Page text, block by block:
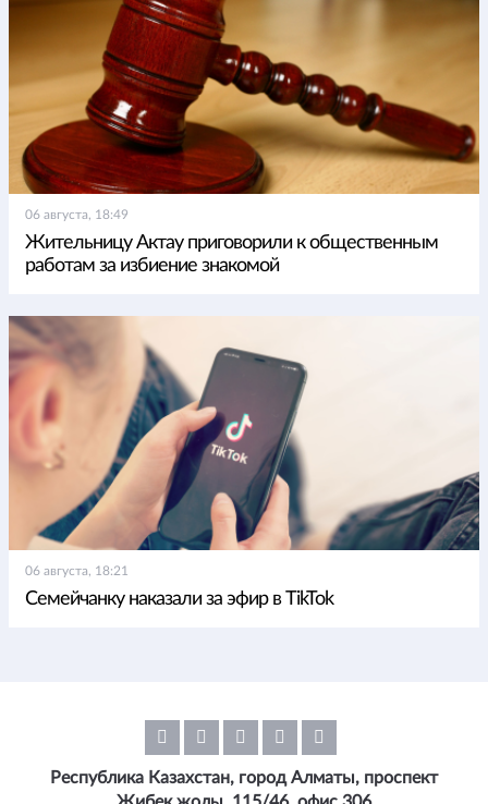
06 августа, 18:49
Жительницу Актау приговорили к общественным
работам за избиение знакомой
06 августа, 18:21
Семейчанку наказали за эфир в TikTok
Республика Казахстан, город Алматы, проспект